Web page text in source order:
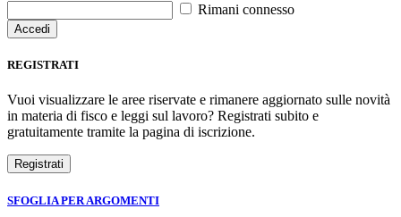
Rimani connesso
REGISTRATI
Vuoi visualizzare le aree riservate e rimanere aggiornato sulle novità
in materia di fisco e leggi sul lavoro? Registrati subito e
gratuitamente tramite la pagina di iscrizione.
SFOGLIA PER ARGOMENTI